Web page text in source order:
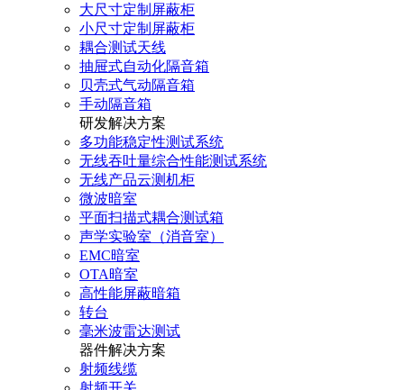
大尺寸定制屏蔽柜
小尺寸定制屏蔽柜
耦合测试天线
抽屉式自动化隔音箱
贝壳式气动隔音箱
手动隔音箱
研发解决方案
多功能稳定性测试系统
无线吞吐量综合性能测试系统
无线产品云测机柜
微波暗室
平面扫描式耦合测试箱
声学实验室（消音室）
EMC暗室
OTA暗室
高性能屏蔽暗箱
转台
毫米波雷达测试
器件解决方案
射频线缆